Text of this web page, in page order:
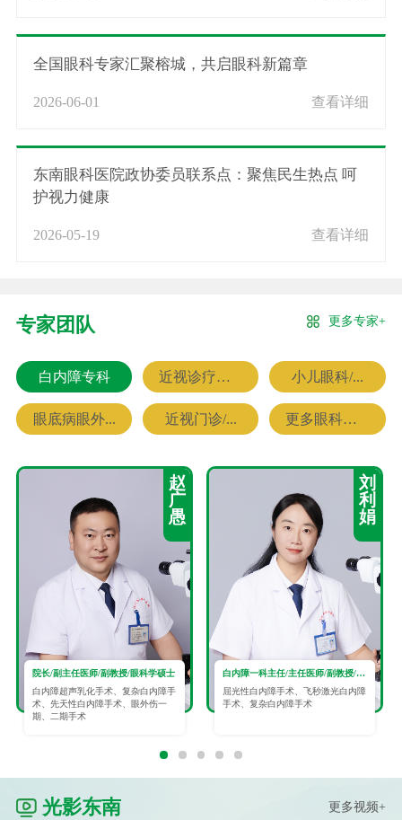
全国眼科专家汇聚榕城，共启眼科新篇章
2026-06-01 查看详细
东南眼科医院政协委员联系点：聚焦民生热点 呵
护视力健康
2026-05-19 查看详细
专家团队 更多专家+
白内障专科 近视诊疗专科 小儿眼科/...
眼底病眼外... 近视门诊/... 更多眼科专家
赵
广
愚
院长/副主任医师/副教授/眼科学硕士
白内障超声乳化手术、复杂白内障手
术、先天性白内障手术、眼外伤一
期、二期手术
刘
利
娟
白内障一科主任/主任医师/副教授/眼科学硕士
屈光性白内障手术、飞秒激光白内障
手术、复杂白内障手术
光影东南 更多视频+